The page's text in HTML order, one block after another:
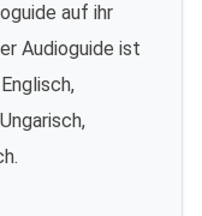
auf ihr
Audioguide ist